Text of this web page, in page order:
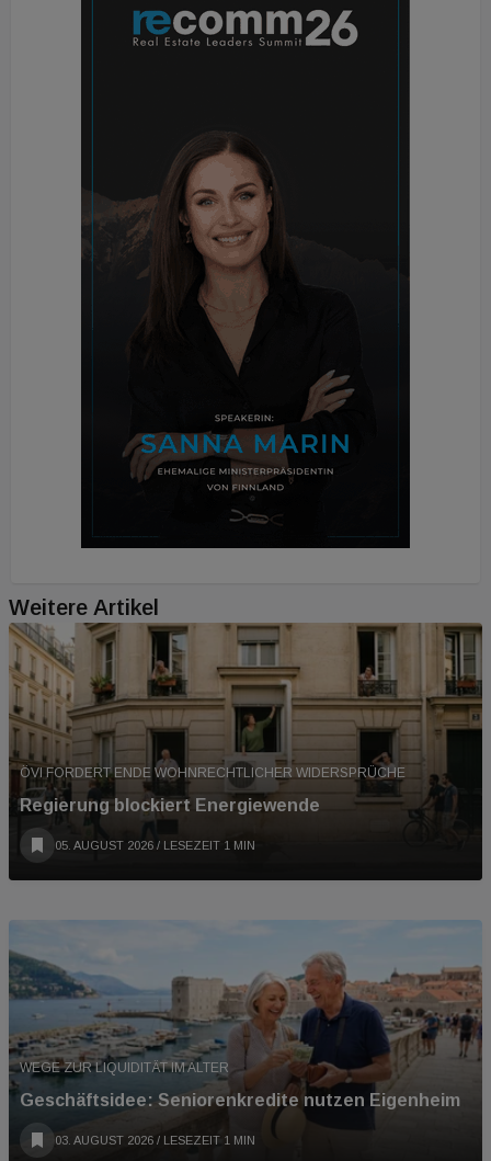
effizient erfüllt werden.
Neben der technischen Wartung gewinnt die
rechtssichere Dokumentation und Prüfung an
Bedeutung. David Michael Hopf, Geschäftsführer
von Immotech, sieht in digitalen Lösungen den
Hebel für mehr Transparenz: „Unser Anspruch ist
es, Gebäude nicht nur zu prüfen, sondern sie mit
digitalen Lösungen, fundierter Expertise und
vorausschauender Beratung langfristig sicher und
werterhaltend zu machen.“ Die Integration von
Brandschutzlösungen, etwa durch moderne
Sanierungszargen von Peneder, ergänzt diese
Strategie. Letztlich entscheidet die
vorausschauende Bewirtschaftung über die
langfristige Rentabilität.
Weitere Artikel
ÖVI FORDERT ENDE WOHNRECHTLICHER WIDERSPRÜCHE
Regierung blockiert Energiewende
05. AUGUST 2026 / LESEZEIT 1 MIN
WEGE ZUR LIQUIDITÄT IM ALTER
Geschäftsidee: Seniorenkredite nutzen Eigenheim
03. AUGUST 2026 / LESEZEIT 1 MIN